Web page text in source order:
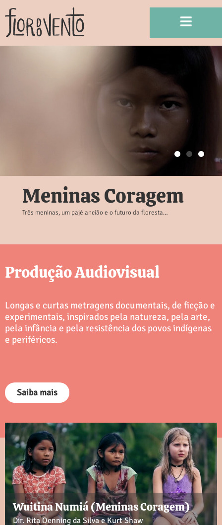
Meninas Coragem
Três meninas, um pajé ancião e o futuro da floresta…
Produção Audiovisual
Longas e curtas metragens documentais, de ficção e
experimentais, inspirados pela natureza, pela arte,
pela infância e pela resistência dos povos indígenas
e periféricos.
Saiba mais
Wuitina Numiá (Meninas Coragem)
Dir. Rita Oenning da Silva e Kurt Shaw